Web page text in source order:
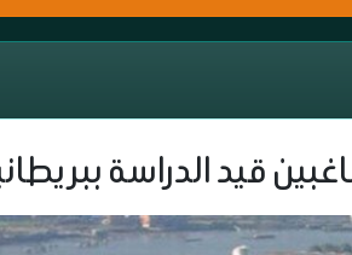
قيد الدراسة